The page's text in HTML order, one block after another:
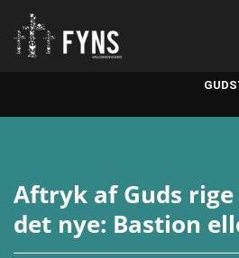
Aftryk af Guds rige
det nye: Bastion